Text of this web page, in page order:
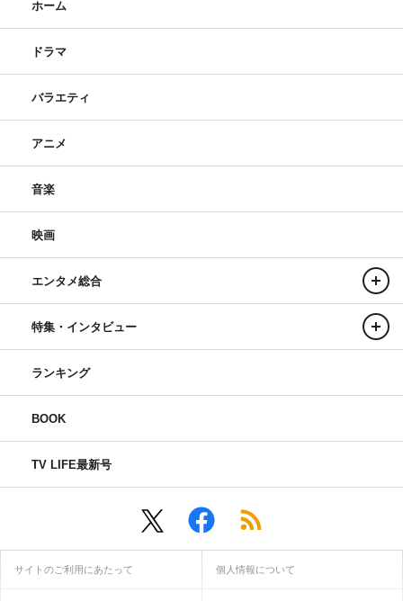
ホーム
ドラマ
バラエティ
アニメ
音楽
映画
エンタメ総合
特集・インタビュー
ランキング
BOOK
TV LIFE最新号
サイトのご利用にあたって 個人情報について